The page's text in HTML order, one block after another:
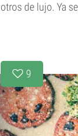
otros de lujo. Ya
9